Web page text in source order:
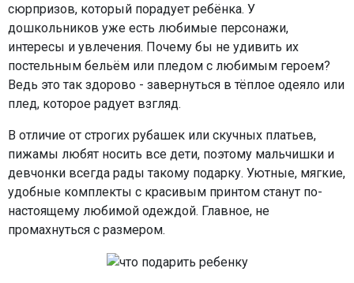
сюрпризов, который порадует ребёнка. У
дошкольников уже есть любимые персонажи,
интересы и увлечения. Почему бы не удивить их
постельным бельём или пледом с любимым героем?
Ведь это так здорово - завернуться в тёплое одеяло или
плед, которое радует взгляд.
В отличие от строгих рубашек или скучных платьев,
пижамы любят носить все дети, поэтому мальчишки и
девчонки всегда рады такому подарку. Уютные, мягкие,
удобные комплекты с красивым принтом станут по-
настоящему любимой одеждой. Главное, не
промахнуться с размером.